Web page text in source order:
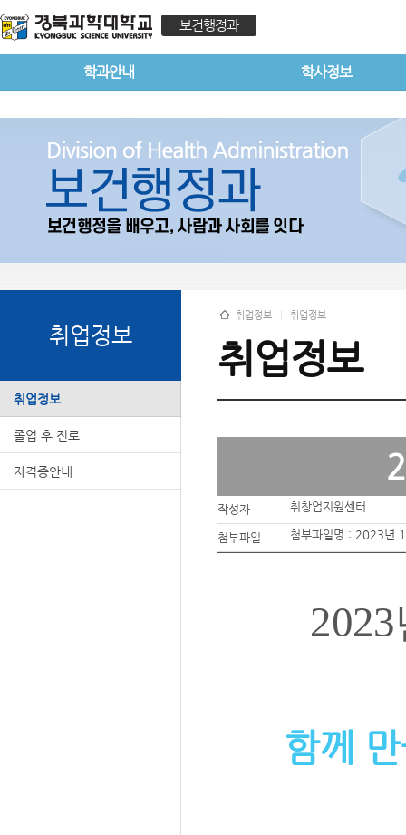
보건행정과
학과안내 학사정보
취업정보
취업정보
졸업 후 진로
자격증안내
취업정보 취업정보
취업정보
작성자 취창업지원센터
첨부파일 첨부파일명 : 2023년
2023
함께